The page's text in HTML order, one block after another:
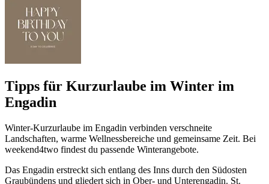
Tipps für Kurzurlaube im Winter im
Engadin
Winter-Kurzurlaube im Engadin verbinden verschneite
Landschaften, warme Wellnessbereiche und gemeinsame Zeit. Bei
weekend4two findest du passende Winterangebote.
Das Engadin erstreckt sich entlang des Inns durch den Südosten
Graubündens und gliedert sich in Ober- und Unterengadin. St.